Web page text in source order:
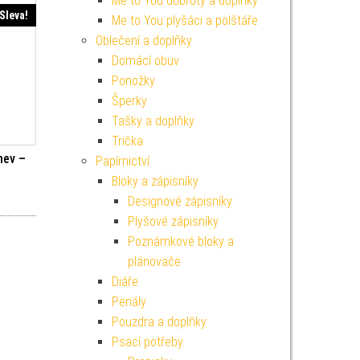
Sleva!
–
cena byla: 499 Kč.
Aktuální cena je: 449 Kč.
Me to You plyšáci a polštáře
Oblečení a doplňky
Domácí obuv
Ponožky
Šperky
Tašky a doplňky
Trička
Papírnictví
Bloky a zápisníky
Designové zápisníky
Plyšové zápisníky
Poznámkové bloky a
plánovače
Diáře
Penály
Pouzdra a doplňky
Psací potřeby